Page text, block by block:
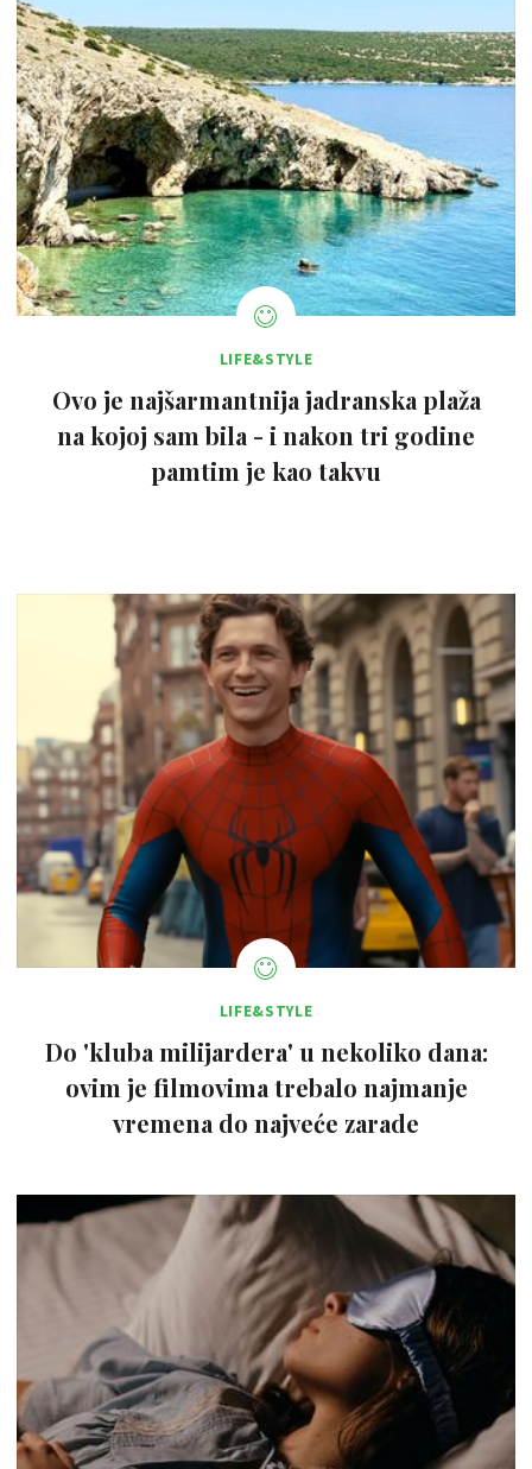
LIFE&STYLE
Ovo je najšarmantnija jadranska plaža
na kojoj sam bila - i nakon tri godine
pamtim je kao takvu
LIFE&STYLE
Do 'kluba milijardera' u nekoliko dana:
ovim je filmovima trebalo najmanje
vremena do najveće zarade